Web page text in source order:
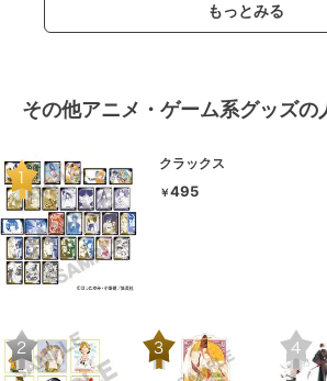
もっとみる
その他アニメ・ゲーム系グッズの
クラックス
￥495